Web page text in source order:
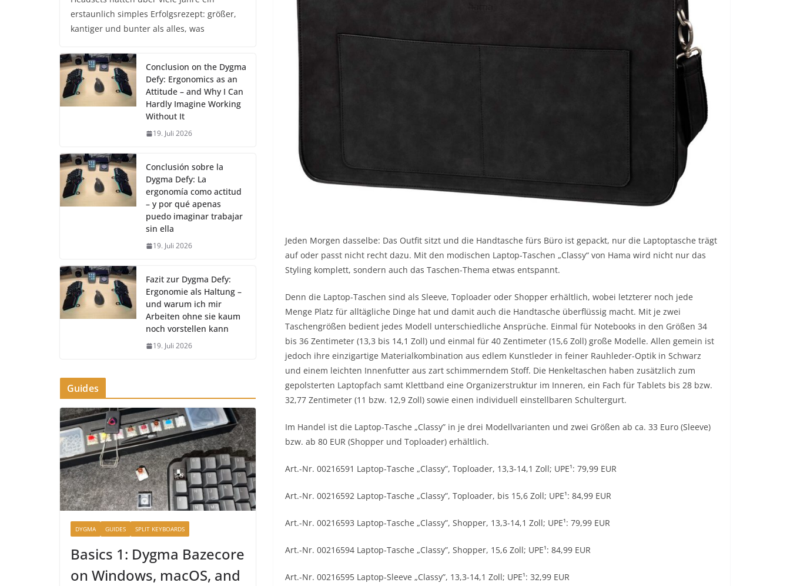
Jeden Morgen dasselbe: Das Outfit sitzt und die Handtasche fürs Büro ist gepackt, nur die Laptoptasche trägt
auf oder passt nicht recht dazu. Mit den modischen Laptop-Taschen „Classy“ von Hama wird nicht nur das
Styling komplett, sondern auch das Taschen-Thema etwas entspannt.
Denn die Laptop-Taschen sind als Sleeve, Toploader oder Shopper erhältlich, wobei letzterer noch jede
Menge Platz für alltägliche Dinge hat und damit auch die Handtasche überflüssig macht. Mit je zwei
Taschengrößen bedient jedes Modell unterschiedliche Ansprüche. Einmal für Notebooks in den Größen 34
bis 36 Zentimeter (13,3 bis 14,1 Zoll) und einmal für 40 Zentimeter (15,6 Zoll) große Modelle. Allen gemein ist
jedoch ihre einzigartige Materialkombination aus edlem Kunstleder in feiner Rauhleder-Optik in Schwarz
und einem leichten Innenfutter aus zart schimmerndem Stoff. Die Henkeltaschen haben zusätzlich zum
gepolsterten Laptopfach samt Klettband eine Organizerstruktur im Inneren, ein Fach für Tablets bis 28 bzw.
32,77 Zentimeter (11 bzw. 12,9 Zoll) sowie einen individuell einstellbaren Schultergurt.
Im Handel ist die Laptop-Tasche „Classy” in je drei Modellvarianten und zwei Größen ab ca. 33 Euro (Sleeve)
bzw. ab 80 EUR (Shopper und Toploader) erhältlich.
Art.-Nr. 00216591 Laptop-Tasche „Classy”, Toploader, 13,3-14,1 Zoll; UPE¹: 79,99 EUR
Art.-Nr. 00216592 Laptop-Tasche „Classy”, Toploader, bis 15,6 Zoll; UPE¹: 84,99 EUR
Art.-Nr. 00216593 Laptop-Tasche „Classy”, Shopper, 13,3-14,1 Zoll; UPE¹: 79,99 EUR
Art.-Nr. 00216594 Laptop-Tasche „Classy”, Shopper, 15,6 Zoll; UPE¹: 84,99 EUR
Art.-Nr. 00216595 Laptop-Sleeve „Classy”, 13,3-14,1 Zoll; UPE¹: 32,99 EUR
erstaunlich simples Erfolgsrezept: größer,
kantiger und bunter als alles, was
Conclusion on the Dygma
Defy: Ergonomics as an
Attitude – and Why I Can
Hardly Imagine Working
Without It
19. Juli 2026
Conclusión sobre la
Dygma Defy: La
ergonomía como actitud
– y por qué apenas
puedo imaginar trabajar
sin ella
19. Juli 2026
Fazit zur Dygma Defy:
Ergonomie als Haltung –
und warum ich mir
Arbeiten ohne sie kaum
noch vorstellen kann
19. Juli 2026
Guides
DYGMA GUIDES SPLIT KEYBOARDS
Basics 1: Dygma Bazecore
on Windows, macOS, and